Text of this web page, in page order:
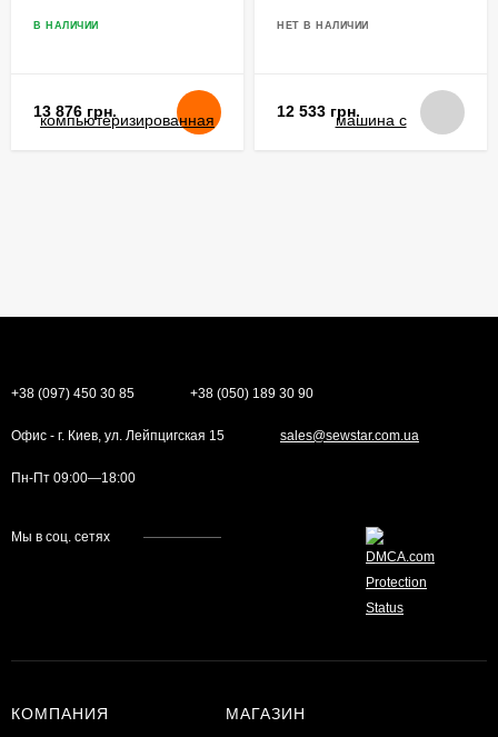
В НАЛИЧИИ
13 876 грн.
нити
НЕТ В НАЛИЧИИ
12 533 грн.
+38 (097) 450 30 85 +38 (050) 189 30 90
Офис - г. Киев, ул. Лейпцигская 15 sales@sewstar.com.ua
Пн-Пт 09:00—18:00
Мы в соц. сетях
КОМПАНИЯ МАГАЗИН